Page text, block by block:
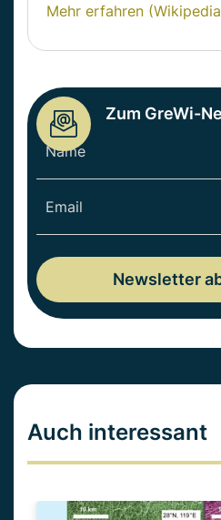
Mehr erfahren
Zum GreWi-
Auch interessant